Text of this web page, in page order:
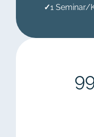
✓1 Seminar/